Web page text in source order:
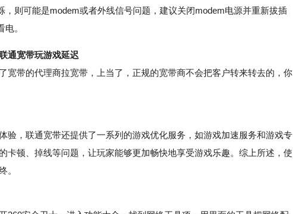
则可能是modem或者外线信号问题，建议关闭modem电源并重新拔插
。
通宽带玩游戏延迟
带的代理商拉宽带，上当了，正规的宽带商不会把客户转来转去的，你
，联通宽带还提供了一系列的游戏优化服务，如游戏加速服务和游戏专
卡顿、掉线等问题，让玩家能够更加畅快地享受游戏乐趣。综上所述，使
。